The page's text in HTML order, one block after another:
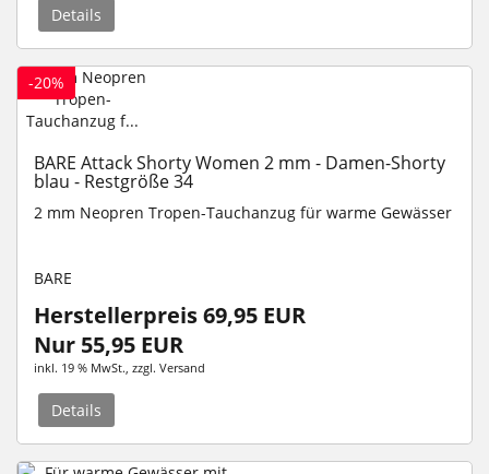
Details
-20%
BARE Attack Shorty Women 2 mm - Damen-Shorty
blau - Restgröße 34
2 mm Neopren Tropen-Tauchanzug für warme Gewässer
BARE
Herstellerpreis 69,95 EUR
Nur 55,95 EUR
inkl. 19 % MwSt. , zzgl. Versand
Details